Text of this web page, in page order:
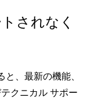
されなく
、最新の機能、
クニカル サポー